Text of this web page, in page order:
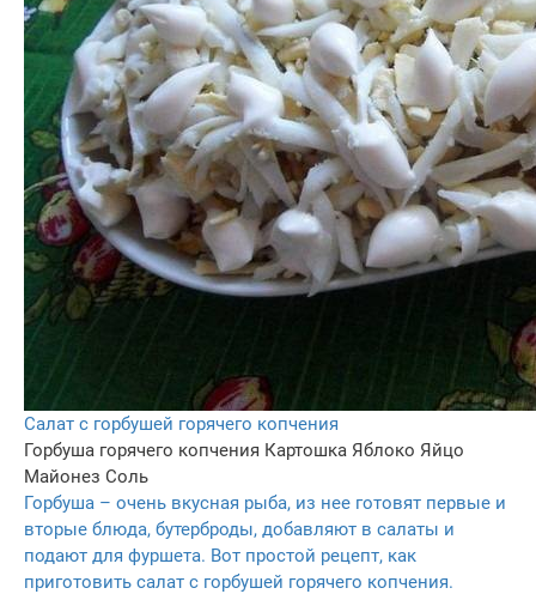
Салат с горбушей горячего копчения
Горбуша горячего копчения Картошка Яблоко Яйцо
Майонез Соль
Горбуша – очень вкусная рыба, из нее готовят первые и
вторые блюда, бутерброды, добавляют в салаты и
подают для фуршета. Вот простой рецепт, как
приготовить салат с горбушей горячего копчения.